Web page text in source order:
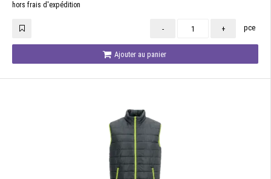
hors frais d'expédition
- + pce
Ajouter au panier